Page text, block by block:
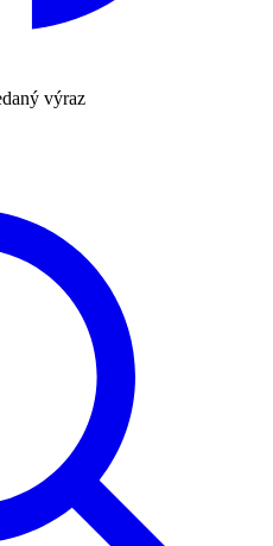
výraz